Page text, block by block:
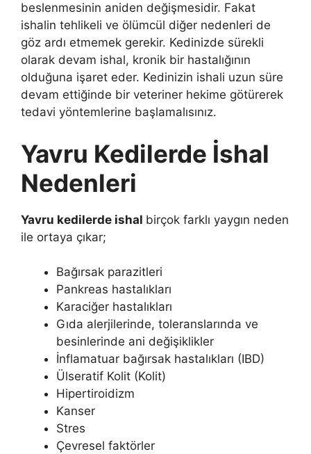
beslenmesinin aniden değişmesidir. Fakat
ishalin tehlikeli ve ölümcül diğer nedenleri de
göz ardı etmemek gerekir. Kedinizde sürekli
olarak devam ishal, kronik bir hastalığının
olduğuna işaret eder. Kedinizin ishali uzun süre
devam ettiğinde bir veteriner hekime götürerek
tedavi yöntemlerine başlamalısınız.
Yavru Kedilerde İshal
Nedenleri
Yavru kedilerde ishal birçok farklı yaygın neden
ile ortaya çıkar;
Bağırsak parazitleri
Pankreas hastalıkları
Karaciğer hastalıkları
Gıda alerjilerinde, toleranslarında ve
besinlerinde ani değişiklikler
İnflamatuar bağırsak hastalıkları (IBD)
Ülseratif Kolit (Kolit)
Hipertiroidizm
Kanser
Stres
Çevresel faktörler